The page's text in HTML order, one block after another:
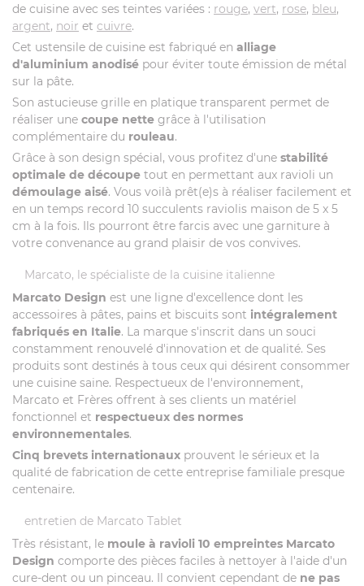
de cuisine avec ses teintes variées : rouge, vert, rose, bleu,
argent, noir et cuivre.
Cet ustensile de cuisine est fabriqué en alliage
d'aluminium anodisé pour éviter toute émission de métal
sur la pâte.
Son astucieuse grille en platique transparent permet de
réaliser une coupe nette grâce à l'utilisation
complémentaire du rouleau.
Grâce à son design spécial, vous profitez d'une stabilité
optimale de découpe tout en permettant aux ravioli un
démoulage aisé. Vous voilà prêt(e)s à réaliser facilement et
en un temps record 10 succulents raviolis maison de 5 x 5
cm à la fois. Ils pourront être farcis avec une garniture à
votre convenance au grand plaisir de vos convives.
Marcato, le spécialiste de la cuisine italienne
Marcato Design est une ligne d'excellence dont les
accessoires à pâtes, pains et biscuits sont intégralement
fabriqués en Italie. La marque s'inscrit dans un souci
constamment renouvelé d'innovation et de qualité. Ses
produits sont destinés à tous ceux qui désirent consommer
une cuisine saine. Respectueux de l'environnement,
Marcato et Frères offrent à ses clients un matériel
fonctionnel et respectueux des normes
environnementales.
Cinq brevets internationaux prouvent le sérieux et la
qualité de fabrication de cette entreprise familiale presque
centenaire.
entretien de Marcato Tablet
Très résistant, le moule à ravioli 10 empreintes Marcato
Design comporte des pièces faciles à nettoyer à l'aide d'un
cure-dent ou un pinceau. Il convient cependant de ne pas